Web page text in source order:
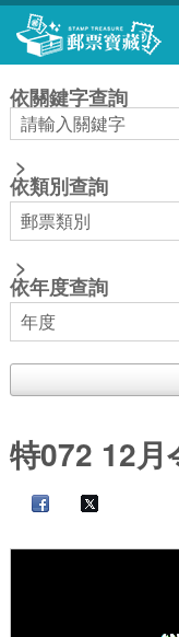
跳到主要內容區塊
依關鍵字查詢
>
依類別查詢
>
依年度查詢
特072 12月